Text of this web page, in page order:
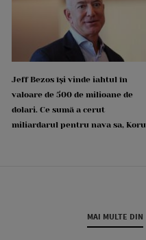
Jeff Bezos își vinde iahtul în
valoare de 500 de milioane de
dolari. Ce sumă a cerut
miliardarul pentru nava sa, Koru
MAI MULTE DIN